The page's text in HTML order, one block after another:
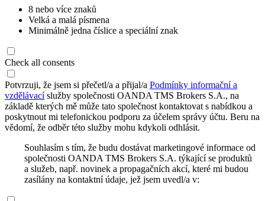
8 nebo více znaků
Velká a malá písmena
Minimálně jedna číslice a speciální znak
Check all consents
Potvrzuji, že jsem si přečetl/a a přijal/a Podmínky informační a
vzdělávacíslužby společnosti OANDA TMS Brokers S.A., na
základě kterých mě může tato společnost kontaktovat s nabídkou a
poskytnout mi telefonickou podporu za účelem správy účtu. Beru na
vědomí, že odběr této služby mohu kdykoli odhlásit.
Souhlasím s tím, že budu dostávat marketingové informace od
společnosti OANDA TMS Brokers S.A. týkající se produktů
a služeb, např. novinek a propagačních akcí, které mi budou
zasílány na kontaktní údaje, jež jsem uvedl/a v: